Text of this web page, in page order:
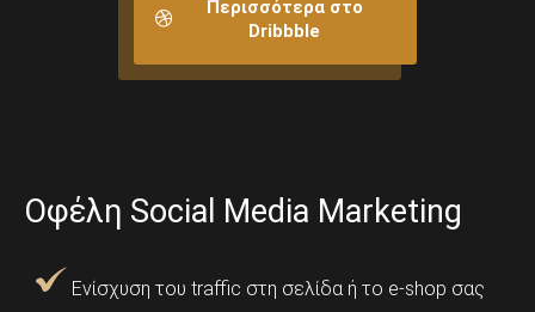
Περισσότερα στο
Dribbble
Οφέλη Social Media Marketing
Ενίσχυση του traffic στη σελίδα ή το e-shop σας